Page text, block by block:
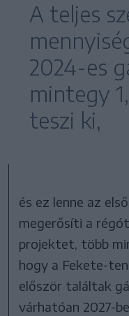
A teljes
2024-es
mintegy
teszi ki,
és ez lenne az
megerősíti a
projektet, több
hogy a Fekete-
először találtak
várhatóan 2027-